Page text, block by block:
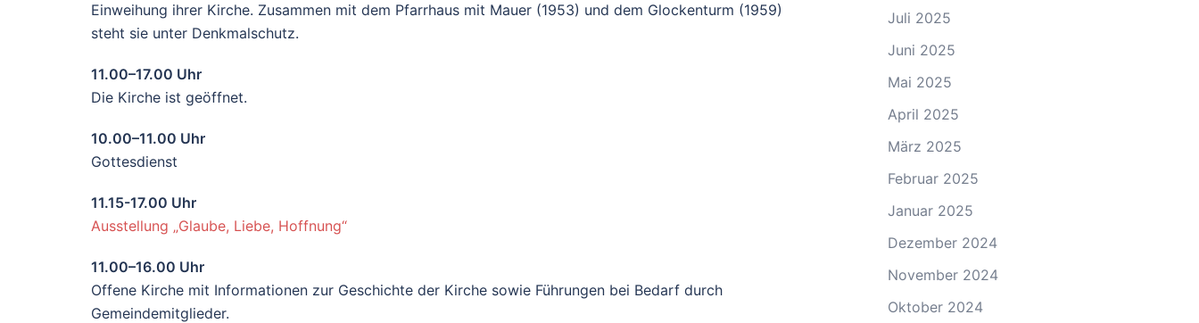
Einweihung ihrer Kirche. Zusammen mit dem Pfarrhaus mit Mauer (1953) und dem Glockenturm (1959)
steht sie unter Denkmalschutz.
11.00–17.00 Uhr
Die Kirche ist geöffnet.
10.00–11.00 Uhr
Gottesdienst
11.15-17.00 Uhr
Ausstellung „Glaube, Liebe, Hoffnung“
11.00–16.00 Uhr
Offene Kirche mit Informationen zur Geschichte der Kirche sowie Führungen bei Bedarf durch
Gemeindemitglieder.
Juli 2025
Juni 2025
Mai 2025
April 2025
März 2025
Februar 2025
Januar 2025
Dezember 2024
November 2024
Oktober 2024